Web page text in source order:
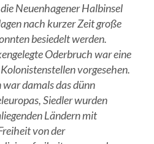
Neuenhagener Halbinsel
nach kurzer Zeit große
besiedelt werden.
Oderbruch war eine
vorgesehen.
damals das dünn
Siedler wurden
Ländern mit
von der